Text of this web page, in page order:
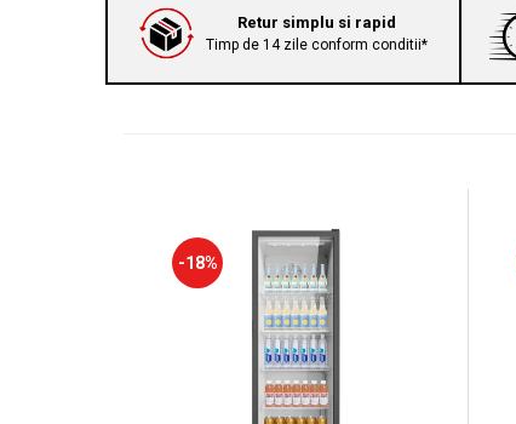
Retur simplu si rapid
Timp de 14 zile conform conditii*
-18%